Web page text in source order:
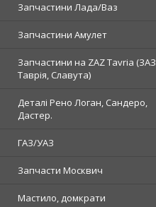
Запчастини Лада/Ваз
Запчастини Амулет
Запчастини на ZAZ Tavria (ЗАЗ
Таврія, Славута)
Деталі Рено Логан, Сандеро,
Дастер.
ГАЗ/УАЗ
Запчасти Москвич
Мастило, домкрати